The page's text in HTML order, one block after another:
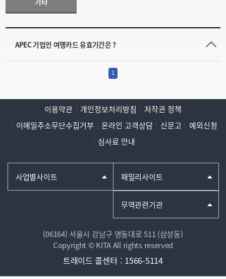
취소
APEC 기업인 여행카드 유효기간은 ?
1
이용약관 개인정보처리방침
저작권 정책
이메일주소무단수집거부
온라인 고객상담 신문고
예외신청
심사료 안내
사업별사이트 패밀리사이트
무역관련기관
(06164) 서울시 강남구 영동대로 511 (삼성동)
Copyright © KITA All rights reserved
트레이드 콜센터 : 1566-5114